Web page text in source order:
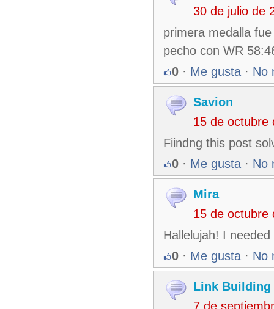
30 de julio de
primera medalla
pecho con WR
0 · Me gusta · No
Savion
15 de octubre
Fiindng this post
0 · Me gusta · No
Mira
15 de octubre
Hallelujah! I
0 · Me gusta · No
Link Building
7 de